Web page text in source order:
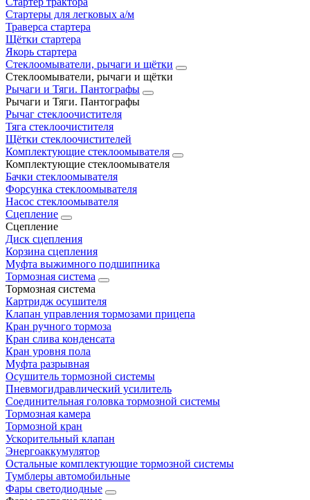
Стартеры для легковых а/м
Траверса стартера
Щётки стартера
Якорь стартера
Стеклоомыватели, рычаги и щётки
Стеклоомыватели, рычаги и щётки
Рычаги и Тяги. Пантографы
Рычаги и Тяги. Пантографы
Рычаг стеклоочистителя
Тяга стеклоочистителя
Щётки стеклоочистителей
Комплектующие стеклоомывателя
Комплектующие стеклоомывателя
Бачки стеклоомывателя
Форсунка стеклоомывателя
Насос стеклоомывателя
Сцепление
Сцепление
Диск сцепления
Корзина сцепления
Муфта выжимного подшипника
Тормозная система
Тормозная система
Картридж осушителя
Клапан управления тормозами прицепа
Кран ручного тормоза
Кран слива конденсата
Кран уровня пола
Муфта разрывная
Осушитель тормозной системы
Пневмогидравлический усилитель
Соединительная головка тормозной системы
Тормозная камера
Тормозной кран
Ускорительный клапан
Энергоаккумулятор
Остальные комплектующие тормозной системы
Тумблеры автомобильные
Фары светодиодные